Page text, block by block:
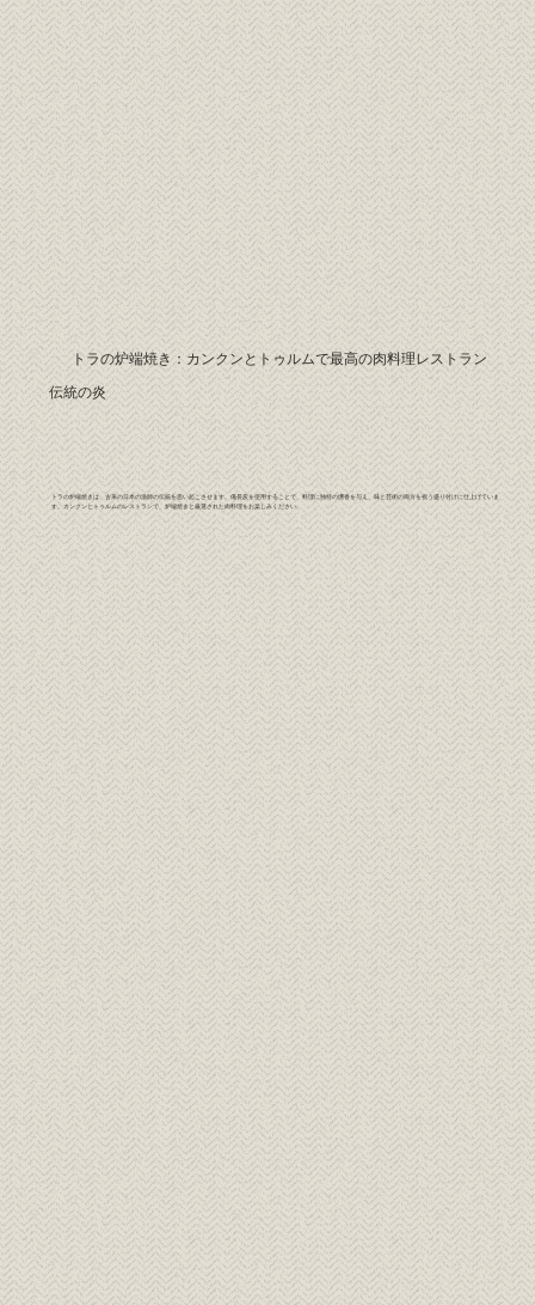
伝統の炎
トラの炉端焼き：カンクンとトゥルムで最高の肉料理レストラン
トラの炉端焼きは、古来の日本の漁師の伝統を思い起こさせます。備長炭を使用することで、料理に独特の燻香を与え、味と芸術の両方を祝う盛り付けに仕上げていま
す。カンクンとトゥルムのレストランで、炉端焼きと厳選された肉料理をお楽しみください。